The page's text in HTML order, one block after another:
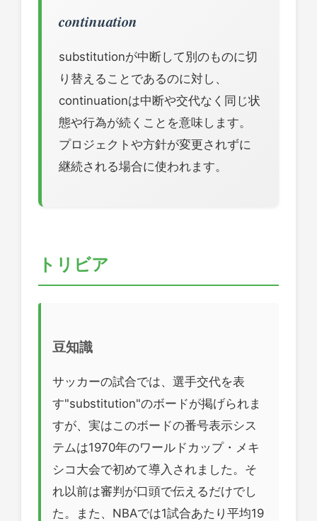
continuation
substitutionが中断して別のものに切
り替えることであるのに対し、
continuationは中断や交代なく同じ状
態や行為が続くことを意味します。
プロジェクトや方針が変更されずに
継続される場合に使われます。
トリビア
豆知識
サッカーの試合では、選手交代を表
す"substitution"のボードが掲げられま
すが、実はこのボードの番号表示シス
テムは1970年のワールドカップ・メキ
シコ大会で初めて導入されました。そ
れ以前は審判が口頭で伝えるだけでし
た。また、NBAでは1試合あたり平均19